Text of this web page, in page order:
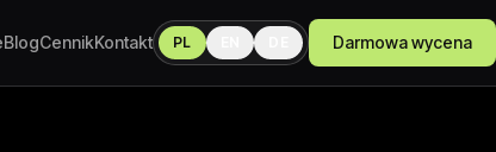
BlogCennikKontakt PL Darmowa wycena